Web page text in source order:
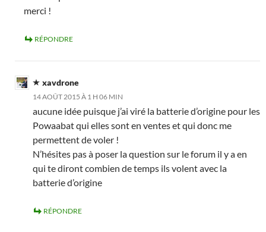
merci !
RÉPONDRE
xavdrone
14 AOÛT 2015 À 1 H 06 MIN
aucune idée puisque j’ai viré la batterie d’origine pour les
Powaabat qui elles sont en ventes et qui donc me
permettent de voler !
N’hésites pas à poser la question sur le forum il y a en
qui te diront combien de temps ils volent avec la
batterie d’origine
RÉPONDRE